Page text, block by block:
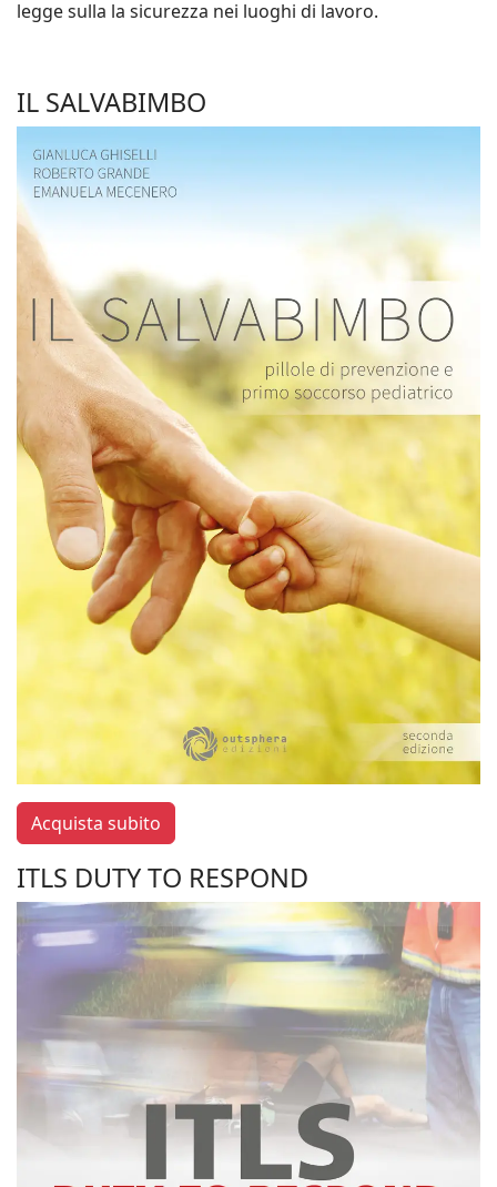
legge sulla la sicurezza nei luoghi di lavoro.
IL SALVABIMBO
Acquista subito
ITLS DUTY TO RESPOND